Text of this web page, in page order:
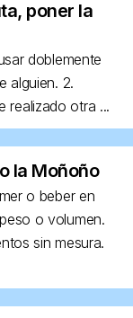
poner la
doblemente
alguien. 2.
realizado otra ...
la Moñoño
o beber en
o volumen.
sin mesura.